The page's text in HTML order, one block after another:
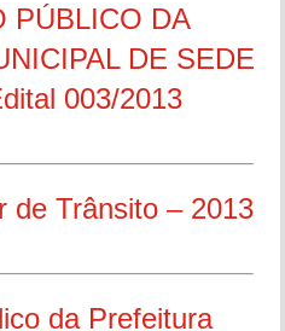
PÚBLICO DA
DE SEDE
003/2013
de Trânsito – 2013
da Prefeitura